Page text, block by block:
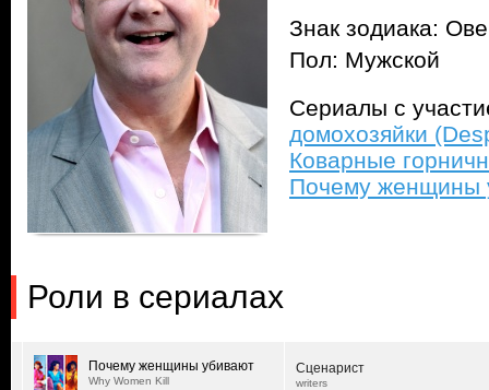
Знак зодиака:
Пол: Мужской
Сериалы с
домохозяйки
Коварные
Почему женщины
Роли в сериалах
Почему женщины убивают
Why Women Kill
Сценарист
writers